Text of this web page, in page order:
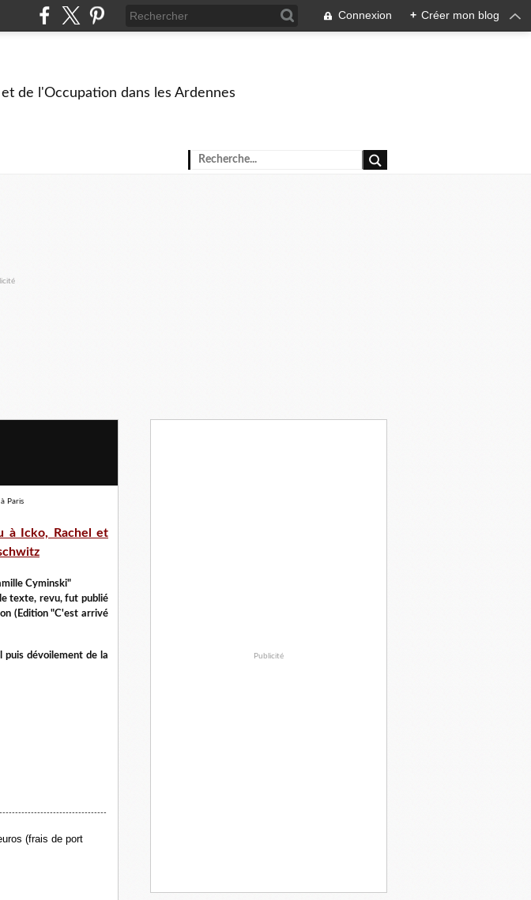
Connexion + Créer mon blog
de l'Occupation dans les Ardennes
Paris
à Icko, Rachel et
Cyminski"
texte, revu, fut publié
(Edition "C'est arrivé
puis dévoilement de la
(frais de port
Publicité